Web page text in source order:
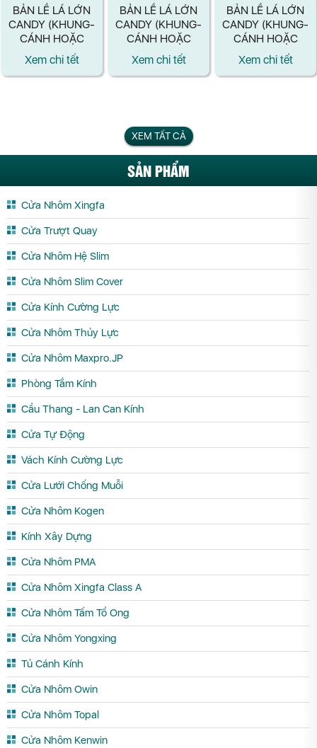
BẢN LỀ LÁ LỚN
CANDY (KHUNG-
CÁNH HOẶC
CÁNH-CÁNH)
MÀU VÀNG
GOLD - LOẠI
Xem chi tết
BẢN LỀ LÁ LỚN
CANDY (KHUNG-
CÁNH HOẶC
CÁNH-CÁNH)
MÀU VÂN GỖ -
LOẠI MỚI
Xem chi tết
BẢN LỀ LÁ LỚN
CANDY (KHUNG-
CÁNH HOẶC
CÁNH-CÁNH)
MÀU BẠC - LOẠI
MỚI
Xem chi tết
XEM TẤT CẢ
SẢN PHẨM
Cửa Nhôm Xingfa
Cửa Trượt Quay
Cửa Nhôm Hệ Slim
Cửa Nhôm Slim Cover
Cửa Kính Cường Lực
Cửa Nhôm Thủy Lực
Cửa Nhôm Maxpro.JP
Phòng Tắm Kính
Cầu Thang - Lan Can Kính
Cửa Tự Động
Vách Kính Cường Lực
Cửa Lưới Chống Muỗi
Cửa Nhôm Kogen
Kính Xây Dựng
Cửa Nhôm PMA
Cửa Nhôm Xingfa Class A
Cửa Nhôm Tấm Tổ Ong
Cửa Nhôm Yongxing
Tủ Cánh Kính
Cửa Nhôm Owin
Cửa Nhôm Topal
Cửa Nhôm Kenwin